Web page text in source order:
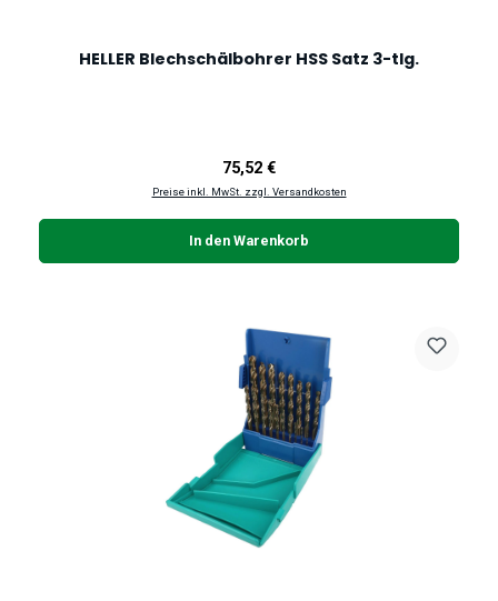
HELLER Blechschälbohrer HSS Satz 3-tlg.
Regulärer Preis:
75,52 €
Preise inkl. MwSt. zzgl. Versandkosten
In den Warenkorb